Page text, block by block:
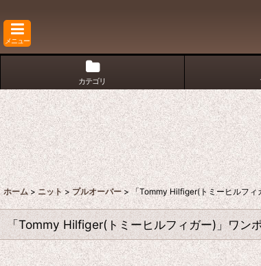
メニュー
カテゴリ
ホーム > ニット > プルオーバー > 「Tommy Hilfiger(トミーヒルフィ
「Tommy Hilfiger(トミーヒルフィガー)」ワン